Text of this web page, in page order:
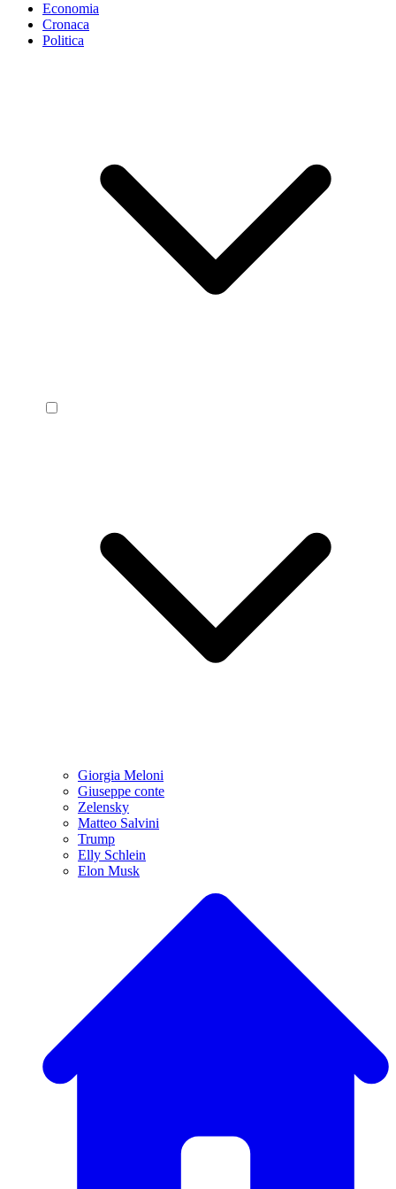
Economia
Cronaca
Politica
Giorgia Meloni
Giuseppe conte
Zelensky
Matteo Salvini
Trump
Elly Schlein
Elon Musk